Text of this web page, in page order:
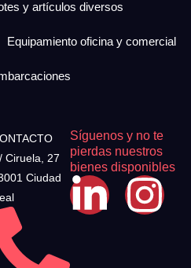
Ciruela, 27
Ciudad
Síguenos y no te
pierdas nuestros
bienes disponibles
y artículos diversos
Equipamiento oficina y comercial